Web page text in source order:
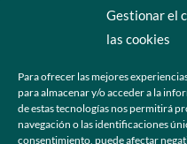
Gestionar el
las cookies
Para ofrecer las mejores
para almacenar y/o acceder a la
de estas tecnologías nos permitirá
navegación o las identificaciones
consentimiento, puede afectar
 +52 55 6173 7725
 hola@grupo-